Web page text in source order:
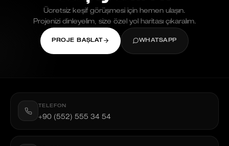
Ücretsiz keşif görüşmesi için hemen ulaşın.
Projenizi dinleyelim, size özel yol haritası çıkaralım.
PROJE BAŞLAT WHATSAPP
TELEFON
+90 (552) 555 34 54